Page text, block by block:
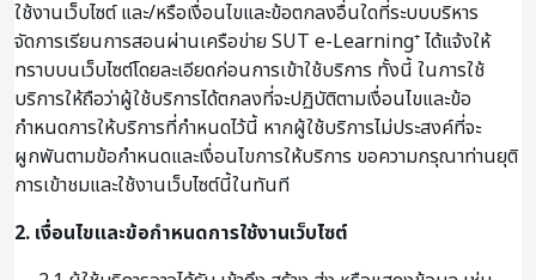
ใช้งานเว็บไซต์ และ/หรือเงื่อนไขและข้อตกลงอื่นใดที่ระบบบริหาร
จัดการเรียนการสอนผ่านเครือข่าย SUT e-Learning⁺ ได้แจ้งให้
ทราบบนเว็บไซต์โดยละเอียดก่อนการเข้าใช้บริการ ทั้งนี้ ในการใช้
บริการให้ถือว่าผู้ใช้บริการได้ตกลงที่จะปฏิบัติตามเงื่อนไขและข้อ
กำหนดการให้บริการที่กำหนดไว้นี้ หากผู้ใช้บริการไม่ประสงค์ที่จะ
ผูกพันตามข้อกำหนดและเงื่อนไขการให้บริการ ขอความกรุณาท่านยุติ
การเข้าชมและใช้งานเว็บไซต์นี้ในทันที
2. เงื่อนไขและข้อกำหนดการใช้งานเว็บไซต์